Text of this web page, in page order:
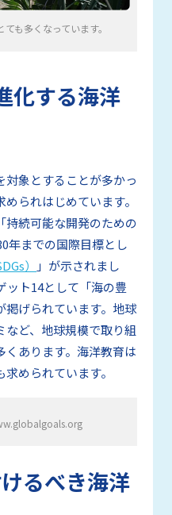
も多くなっています。
化する海洋
対象とすることが多かっ
られはじめています。
持続可能な開発のための
年までの国際目標とし
）
」が示されまし
ット14として「海の豊
掲げられています。地球
ど、地球規模で取り組
くあります。海洋教育は
められています。
るべき海洋